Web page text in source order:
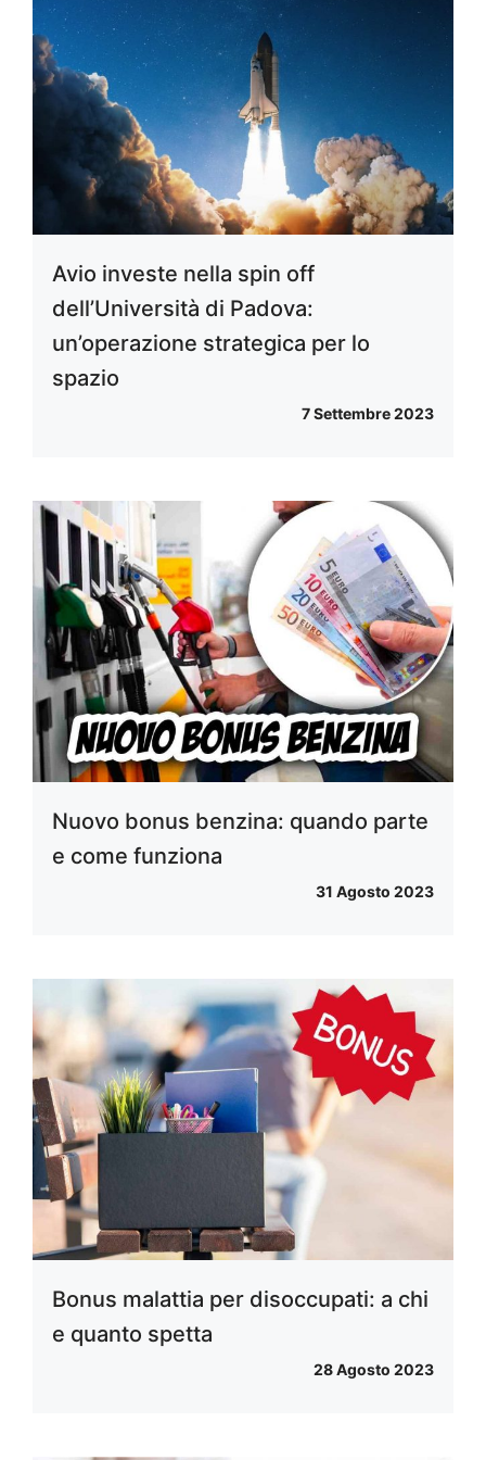
Avio investe nella spin off
dell’Università di Padova:
un’operazione strategica per lo
spazio
7 Settembre 2023
Nuovo bonus benzina: quando parte
e come funziona
31 Agosto 2023
Bonus malattia per disoccupati: a chi
e quanto spetta
28 Agosto 2023